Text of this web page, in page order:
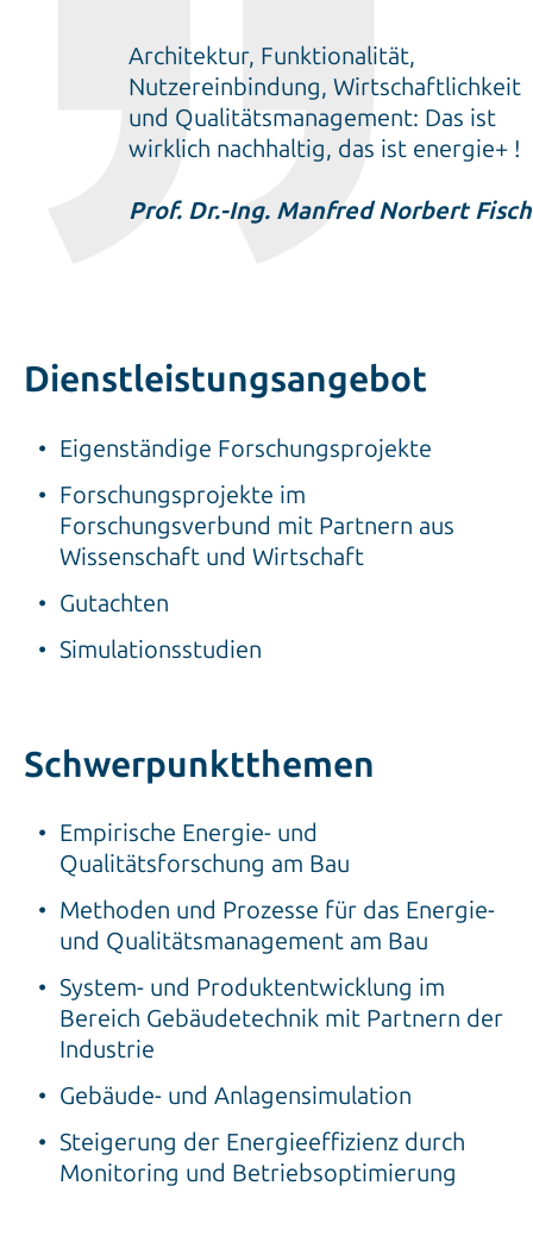
Architektur, Funktionalität,
Nutzereinbindung, Wirtschaftlichkeit
und Qualitätsmanagement: Das ist
wirklich nachhaltig, das ist energie+ !
Prof. Dr.-Ing. Manfred Norbert Fisch
Dienstleistungsangebot
Eigenständige Forschungsprojekte
Forschungsprojekte im
Forschungsverbund mit Partnern aus
Wissenschaft und Wirtschaft
Gutachten
Simulationsstudien
Schwerpunktthemen
Empirische Energie- und
Qualitätsforschung am Bau
Methoden und Prozesse für das Energie-
und Qualitätsmanagement am Bau
System- und Produktentwicklung im
Bereich Gebäudetechnik mit Partnern der
Industrie
Gebäude- und Anlagensimulation
Steigerung der Energieeffizienz durch
Monitoring und Betriebsoptimierung